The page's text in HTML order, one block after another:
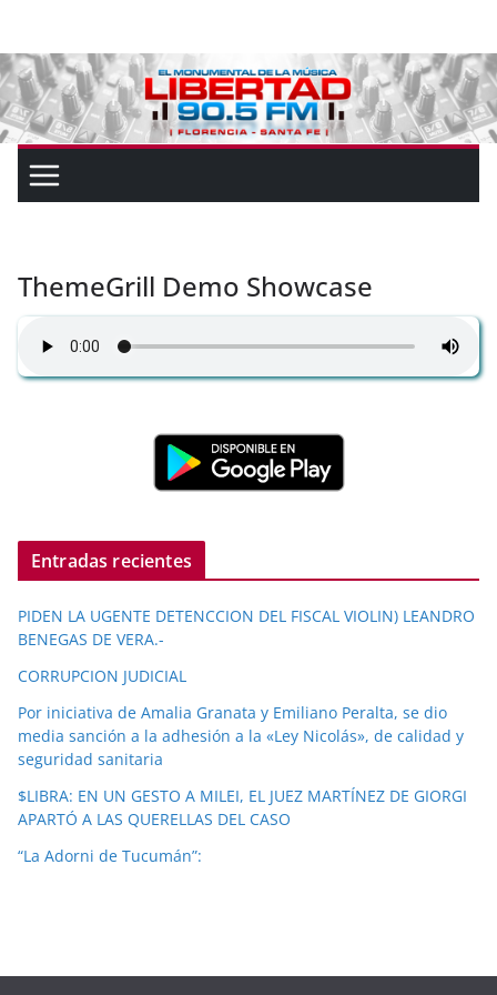
ThemeGrill Demo Showcase
Entradas recientes
PIDEN LA UGENTE DETENCCION DEL FISCAL VIOLIN) LEANDRO
BENEGAS DE VERA.-
CORRUPCION JUDICIAL
Por iniciativa de Amalia Granata y Emiliano Peralta, se dio
media sanción a la adhesión a la «Ley Nicolás», de calidad y
seguridad sanitaria
$LIBRA: EN UN GESTO A MILEI, EL JUEZ MARTÍNEZ DE GIORGI
APARTÓ A LAS QUERELLAS DEL CASO
“La Adorni de Tucumán”: